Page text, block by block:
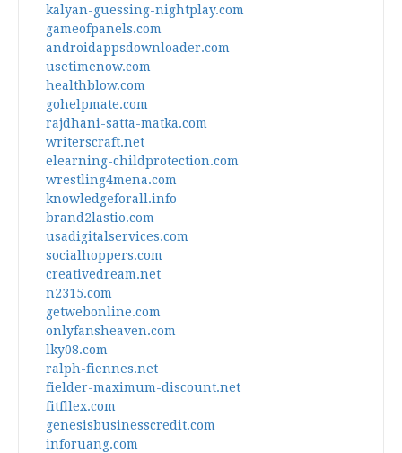
kalyan-guessing-nightplay.com
gameofpanels.com
androidappsdownloader.com
usetimenow.com
healthblow.com
gohelpmate.com
rajdhani-satta-matka.com
writerscraft.net
elearning-childprotection.com
wrestling4mena.com
knowledgeforall.info
brand2lastio.com
usadigitalservices.com
socialhoppers.com
creativedream.net
n2315.com
getwebonline.com
onlyfansheaven.com
lky08.com
ralph-fiennes.net
fielder-maximum-discount.net
fitfllex.com
genesisbusinesscredit.com
inforuang.com